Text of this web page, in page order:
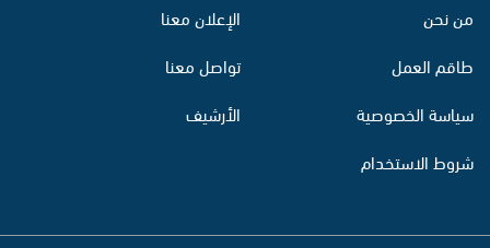
من نحن
طاقم العمل
سياسة الخصوصية
شروط الاستخدام
الإعلان معنا
تواصل معنا
الأرشيف